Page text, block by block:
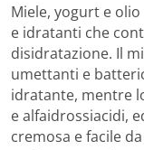
Miele, yogurt e
e idratanti che
disidratazione. Il
umettanti e
idratante, mentre
e alfaidrossiacidi,
cremosa e facile